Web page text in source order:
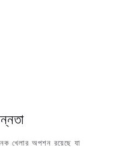
খেলার অপশন রয়েছে যা